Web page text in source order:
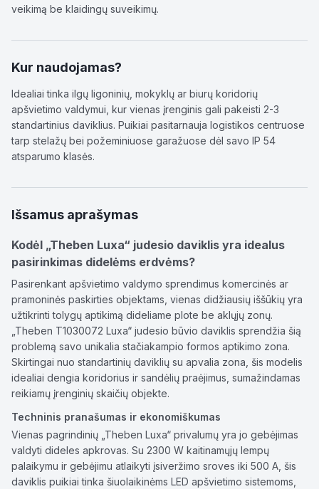
veikimą be klaidingų suveikimų.
Kur naudojamas?
Idealiai tinka ilgų ligoninių, mokyklų ar biurų koridorių
apšvietimo valdymui, kur vienas įrenginis gali pakeisti 2-3
standartinius daviklius. Puikiai pasitarnauja logistikos centruose
tarp stelažų bei požeminiuose garažuose dėl savo IP 54
atsparumo klasės.
Išsamus aprašymas
Kodėl „Theben Luxa“ judesio daviklis yra idealus
pasirinkimas didelėms erdvėms?
Pasirenkant apšvietimo valdymo sprendimus komercinės ar
pramoninės paskirties objektams, vienas didžiausių iššūkių yra
užtikrinti tolygų aptikimą dideliame plote be aklųjų zonų.
„Theben T1030072 Luxa“ judesio būvio daviklis sprendžia šią
problemą savo unikalia stačiakampio formos aptikimo zona.
Skirtingai nuo standartinių daviklių su apvalia zona, šis modelis
idealiai dengia koridorius ir sandėlių praėjimus, sumažindamas
reikiamų įrenginių skaičių objekte.
Techninis pranašumas ir ekonomiškumas
Vienas pagrindinių „Theben Luxa“ privalumų yra jo gebėjimas
valdyti dideles apkrovas. Su 2300 W kaitinamųjų lempų
palaikymu ir gebėjimu atlaikyti įsiveržimo sroves iki 500 A, šis
daviklis puikiai tinka šiuolaikinėms LED apšvietimo sistemoms,